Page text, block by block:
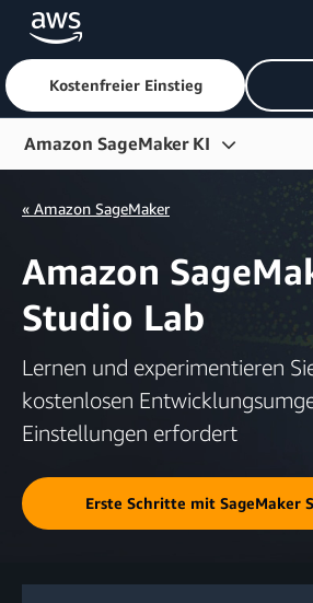
Überspringen zum Hauptinhalt
Kostenfreier Einstieg
Amazon SageMaker KI
ML Stage
Preise
Häufig gestellte Fragen
Erste Schritte
Kunden
« Amazon SageMaker
Amazon
Studio Lab
Lernen und experimentieren
kostenlosen
Einstellungen erfordert
Erste Schritte mit SageMaker